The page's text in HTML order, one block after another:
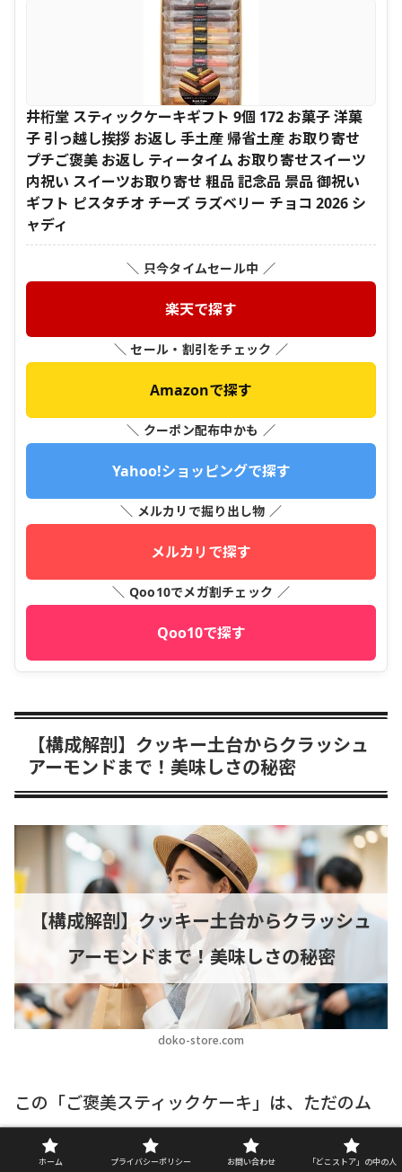
井桁堂 スティックケーキギフト 9個 172 お菓子 洋菓
子 引っ越し挨拶 お返し 手土産 帰省土産 お取り寄せ
プチご褒美 お返し ティータイム お取り寄せスイーツ
内祝い スイーツお取り寄せ 粗品 記念品 景品 御祝い
ギフト ピスタチオ チーズ ラズベリー チョコ 2026 シ
ャディ
＼ 只今タイムセール中 ／
楽天で探す
＼ セール・割引をチェック ／
Amazonで探す
＼ クーポン配布中かも ／
Yahoo!ショッピングで探す
＼ メルカリで掘り出し物 ／
メルカリで探す
＼ Qoo10でメガ割チェック ／
Qoo10で探す
【構成解剖】クッキー土台からクラッシュ
アーモンドまで！美味しさの秘密
doko-store.com
【構成解剖】クッキー土台からクラッシュ
アーモンドまで！美味しさの秘密
この「ご褒美スティックケーキ」は、ただのム
ースケーキではありません。その構造は非常に緻
ホーム プライバシーポリシー お問い合わせ 「どこストア」の中の人